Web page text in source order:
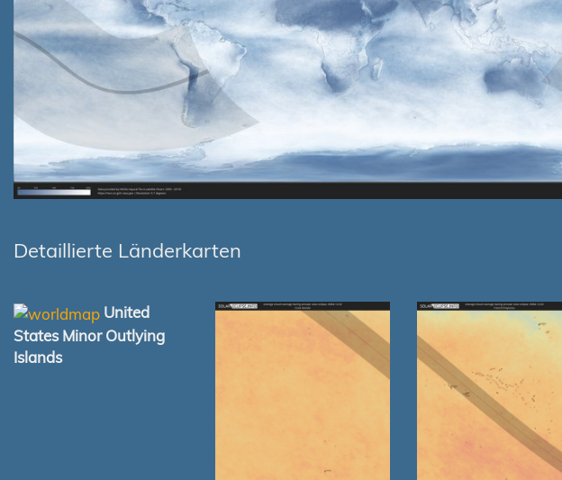
Detaillierte Länderkarten
United
States Minor Outlying
Islands